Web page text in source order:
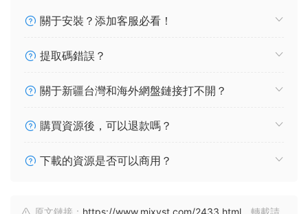
關于安裝？添加客服必看！
提取碼錯誤？
關于新疆台灣和海外網盤鏈接打不開？
購買資源後，可以退款嗎？
下載的資源是否可以商用？